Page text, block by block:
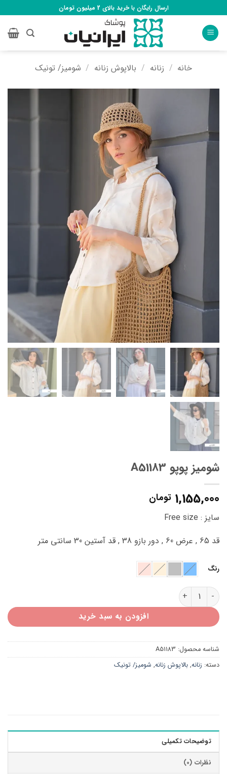
to
content
ارسال رایگان با خرید بالای 2 میلیون تومان
خانه / زنانه / بالاپوش زنانه / شومیز/ تونیک
شومیز پوپو A51183
1,155,000 تومان
سایز : Free size
قد 65 , عرض 60 , دور بازو 38 , قد آستین 30 سانتی متر
رنگ
شومیز پوپو A51183 عدد
افزودن به سبد خرید
شناسه محصول: A51183
دسته: زنانه, بالاپوش زنانه, شومیز/ تونیک
توضیحات تکمیلی
نظرات (0)